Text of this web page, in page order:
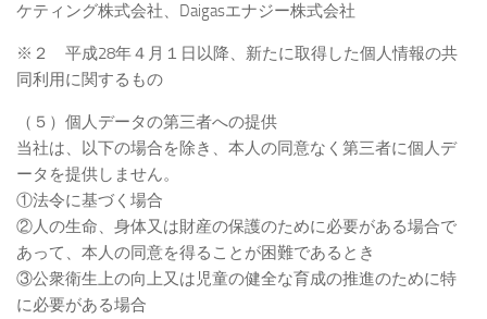
ケティング株式会社、Daigasエナジー株式会社
※２ 平成28年４月１日以降、新たに取得した個人情報の共
同利用に関するもの
（５）個人データの第三者への提供
当社は、以下の場合を除き、本人の同意なく第三者に個人デ
ータを提供しません。
①法令に基づく場合
②人の生命、身体又は財産の保護のために必要がある場合で
あって、本人の同意を得ることが困難であるとき
③公衆衛生上の向上又は児童の健全な育成の推進のために特
に必要がある場合